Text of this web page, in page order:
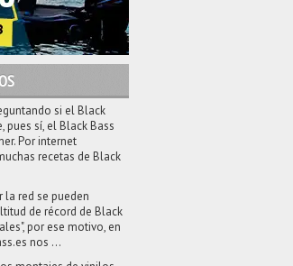
si el Black
pues sí, el Black Bass
Por internet
recetas de Black
la red se pueden
de récord de Black
por ese motivo, en
nos ...